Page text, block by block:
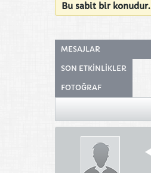
Bu sabit bir konudur.
MESAJLAR
SON ETKINLIKLER
FOTOĞRAF